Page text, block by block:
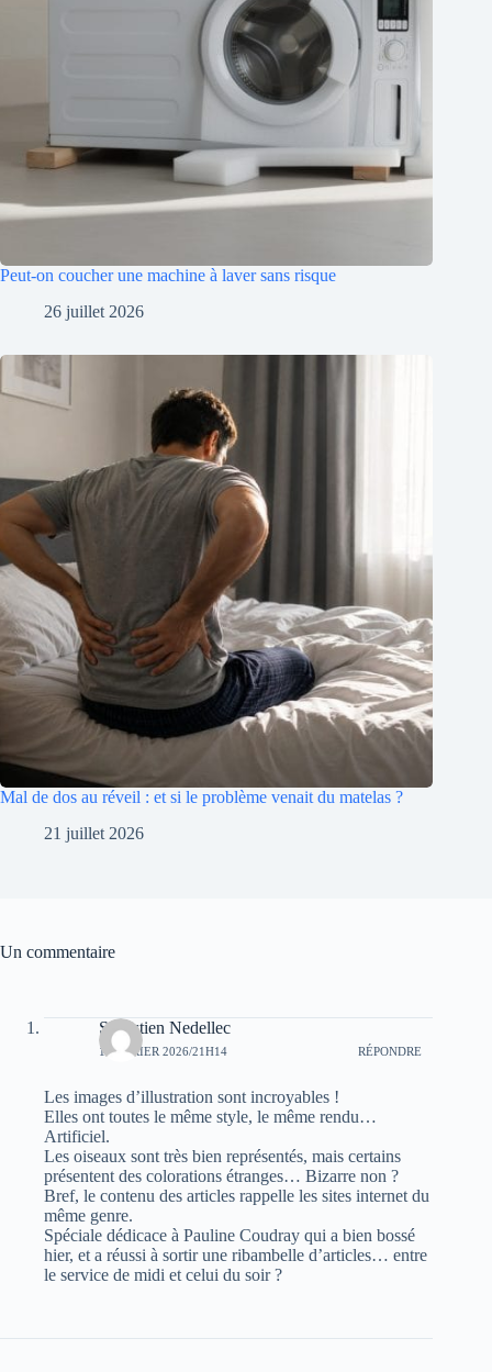
Peut-on coucher une machine à laver sans risque
26 juillet 2026
Mal de dos au réveil : et si le problème venait du matelas ?
21 juillet 2026
Un commentaire
Sébastien Nedellec
1 FÉVRIER 2026/21H14 RÉPONDRE
Les images d’illustration sont incroyables !
Elles ont toutes le même style, le même rendu…
Artificiel.
Les oiseaux sont très bien représentés, mais certains
présentent des colorations étranges… Bizarre non ?
Bref, le contenu des articles rappelle les sites internet du
même genre.
Spéciale dédicace à Pauline Coudray qui a bien bossé
hier, et a réussi à sortir une ribambelle d’articles… entre
le service de midi et celui du soir ?